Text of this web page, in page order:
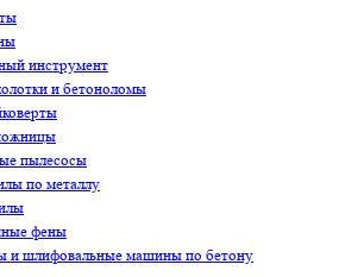
инструмент
и бетоноломы
пылесосы
по металлу
фены
и шлифовальные машины по бетону